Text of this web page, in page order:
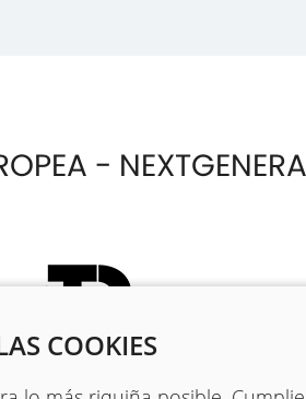
COOKIES
-